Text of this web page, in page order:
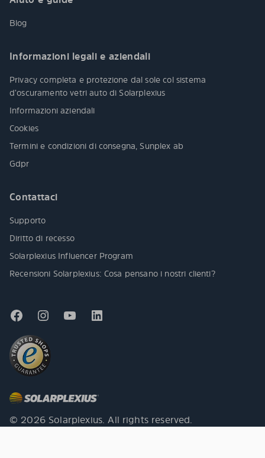
Blog
Informazioni legali e aziendali
Privacy completa e protezione dal sole col sistema
d’oscuramento vetri auto di Solarplexius
Informazioni aziendali
Cookies
Termini e condizioni di consegna, Sunplex ab
Gdpr
Contattaci
Supporto
Diritto di recesso
Solarplexius Influencer Program
Recensioni Solarplexius: Cosa pensano i nostri clienti?
© 2026 Solarplexius. All rights reserved.